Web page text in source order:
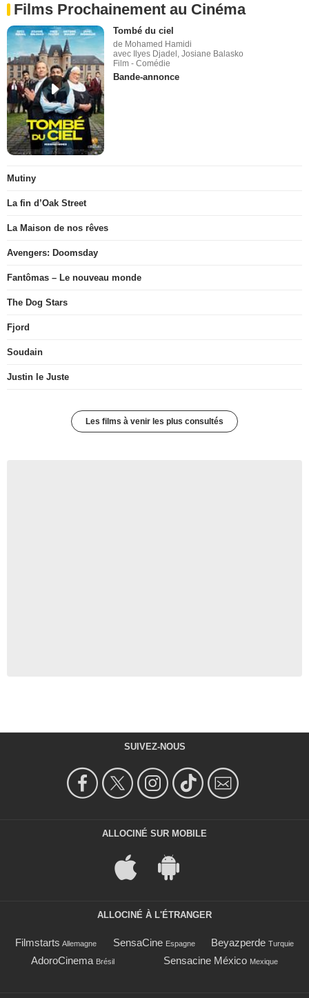
Films Prochainement au Cinéma
Tombé du ciel
de Mohamed Hamidi
avec Ilyes Djadel, Josiane Balasko
Film - Comédie
Bande-annonce
Mutiny
La fin d’Oak Street
La Maison de nos rêves
Avengers: Doomsday
Fantômas – Le nouveau monde
The Dog Stars
Fjord
Soudain
Justin le Juste
Les films à venir les plus consultés
SUIVEZ-NOUS
ALLOCINÉ SUR MOBILE
ALLOCINÉ À L'ÉTRANGER
Filmstarts Allemagne SensaCine Espagne Beyazperde Turquie
AdoroCinema Brésil Sensacine México Mexique